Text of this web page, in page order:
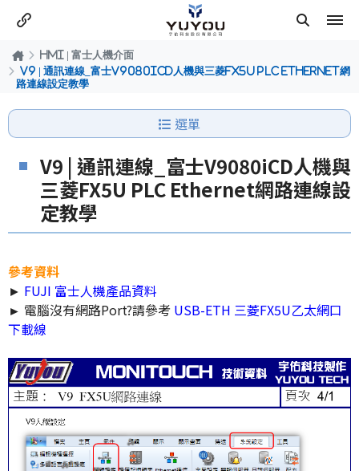
HMI | 富士人機介面
V9 | 通訊連線_富士V9080iCD人機與三菱FX5U PLC Ethernet網
路連線設定教學
選單
V9 | 通訊連線_富士V9080iCD人機與
三菱FX5U PLC Ethernet網路連線設
定教學
參考資料
► FUJI 富士人機產品資料
► 電腦沒有網路Port?請參考 USB-ETH 三菱FX5U乙太網口
下載線